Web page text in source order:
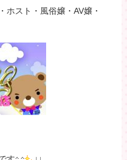
ホスト・風俗嬢・AV嬢・